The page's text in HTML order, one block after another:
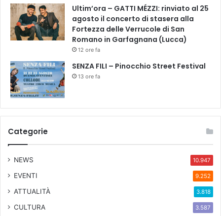
Ultim’ora – GATTI MÉZZI: rinviato al 25
agosto il concerto di stasera alla
Fortezza delle Verrucole di San
Romano in Garfagnana (Lucca)
12 ore fa
SENZA FILI – Pinocchio Street Festival
13 ore fa
Categorie
NEWS 10.947
EVENTI 9.252
ATTUALITÀ 3.818
CULTURA 3.587